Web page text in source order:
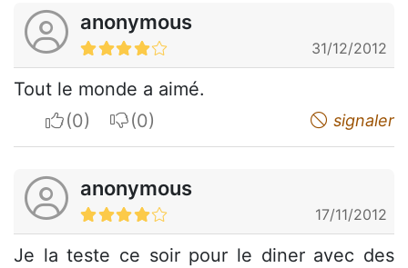
anonymous
31/12/2012
Tout le monde a aimé.
I apreciateI do not appreciate signaler
anonymous
17/11/2012
Je la teste ce soir pour le diner avec des